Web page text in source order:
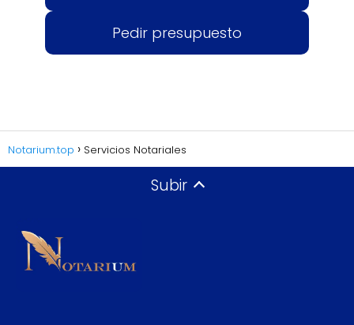
Pedir presupuesto
Notarium.top Servicios Notariales
Subir